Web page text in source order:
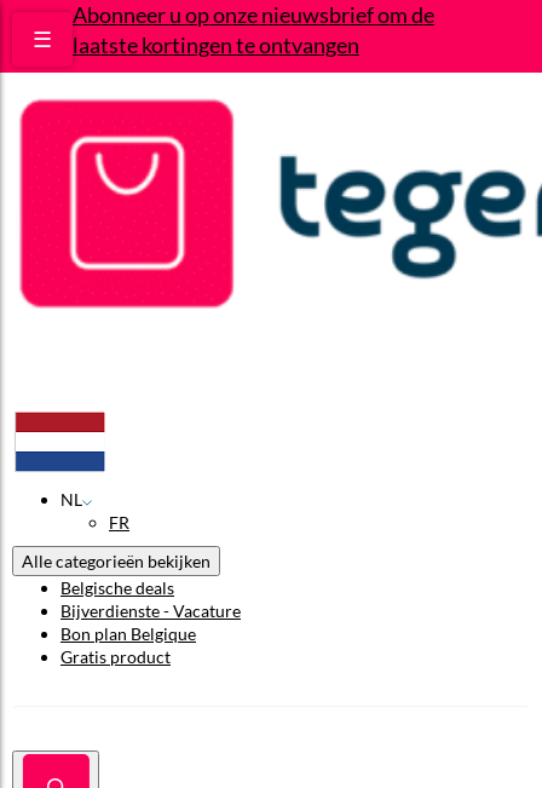
Abonneer u op onze nieuwsbrief om de
laatste kortingen te ontvangen
☰
NL
FR
Alle categorieën bekijken
Belgische deals
Bijverdienste - Vacature
Bon plan Belgique
Gratis product